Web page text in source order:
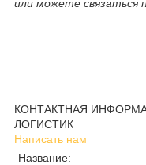
или можете связаться
+7 777
+7 702
КОНТАКТНАЯ
ЛОГИСТИК
Написать нам
Название: